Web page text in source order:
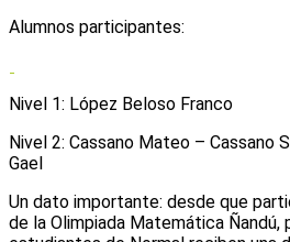
Alumnos participantes:
Nivel 1: López Beloso Franco
Nivel 2: Cassano Mateo – Cassano
Gael
Un dato importante: desde que
de la Olimpiada Matemática Ñandú,